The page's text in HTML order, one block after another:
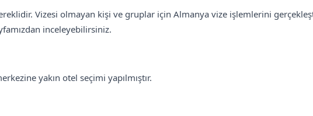
Vizesi olmayan kişi ve gruplar için Almanya vize işlemlerini
inceleyebilirsiniz.
yakın otel seçimi yapılmıştır.